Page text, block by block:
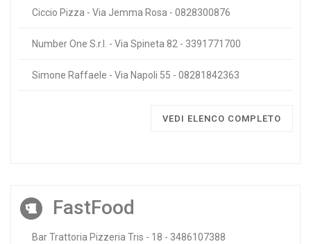
Ciccio Pizza - Via Jemma Rosa - 0828300876
Number One S.r.l. - Via Spineta 82 - 3391771700
Simone Raffaele - Via Napoli 55 - 08281842363
VEDI ELENCO COMPLETO
FastFood
Bar Trattoria Pizzeria Tris - 18 - 3486107388